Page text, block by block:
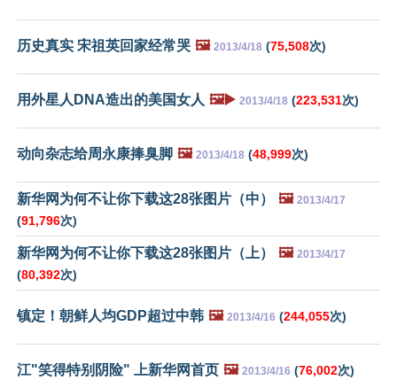
历史真实 宋祖英回家经常哭 🖼️ 2013/4/18 (75,508次)
用外星人DNA造出的美国女人 🖼️▶️ 2013/4/18 (223,531次)
动向杂志给周永康捧臭脚 🖼️ 2013/4/18 (48,999次)
新华网为何不让你下载这28张图片（中） 🖼️ 2013/4/17
(91,796次)
新华网为何不让你下载这28张图片（上） 🖼️ 2013/4/17
(80,392次)
镇定！朝鲜人均GDP超过中韩 🖼️ 2013/4/16 (244,055次)
江"笑得特别阴险" 上新华网首页 🖼️ 2013/4/16 (76,002次)